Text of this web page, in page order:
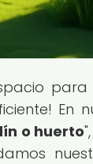
para
En
o huerto